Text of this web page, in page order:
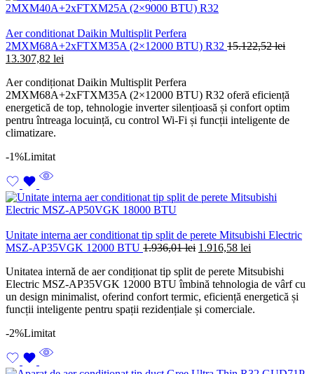
Aer conditionat Daikin Multisplit Perfera
2MXM68A+2xFTXM35A (2×12000 BTU) R32 15.122,52lei
Prețul
a
fost:
15.122,52 lei.
13.307,82 lei
este:
13.307,82 lei.
Aer condiționat Daikin Multisplit Perfera
2MXM68A+2xFTXM35A (2×12000 BTU) R32 oferă eficiență
energetică de top, tehnologie inverter silențioasă și confort optim
pentru întreaga locuință, cu control Wi-Fi și funcții inteligente de
climatizare.
-1%Limitat
Unitate interna aer conditionat tip split de perete Mitsubishi Electric
MSZ-AP35VGK 12000 BTU 1.936,01lei Prețul
a
fost:
1.936,01 lei.
1.916,58 lei
este:
1.916,58 lei.
Unitatea internă de aer condiționat tip split de perete Mitsubishi
Electric MSZ-AP35VGK 12000 BTU îmbină tehnologia de vârf cu
un design minimalist, oferind confort termic, eficiență energetică și
funcții inteligente pentru spații rezidențiale și comerciale.
-2%Limitat